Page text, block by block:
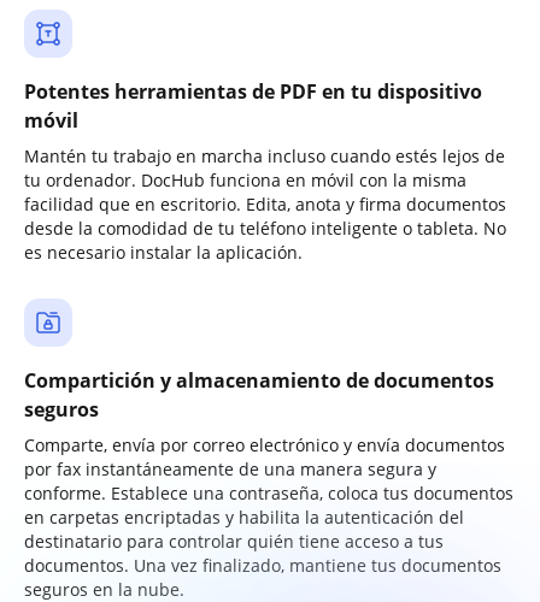
Potentes herramientas de PDF en tu dispositivo
móvil
Mantén tu trabajo en marcha incluso cuando estés lejos de
tu ordenador. DocHub funciona en móvil con la misma
facilidad que en escritorio. Edita, anota y firma documentos
desde la comodidad de tu teléfono inteligente o tableta. No
es necesario instalar la aplicación.
Compartición y almacenamiento de documentos
seguros
Comparte, envía por correo electrónico y envía documentos
por fax instantáneamente de una manera segura y
conforme. Establece una contraseña, coloca tus documentos
en carpetas encriptadas y habilita la autenticación del
destinatario para controlar quién tiene acceso a tus
documentos. Una vez finalizado, mantiene tus documentos
seguros en la nube.